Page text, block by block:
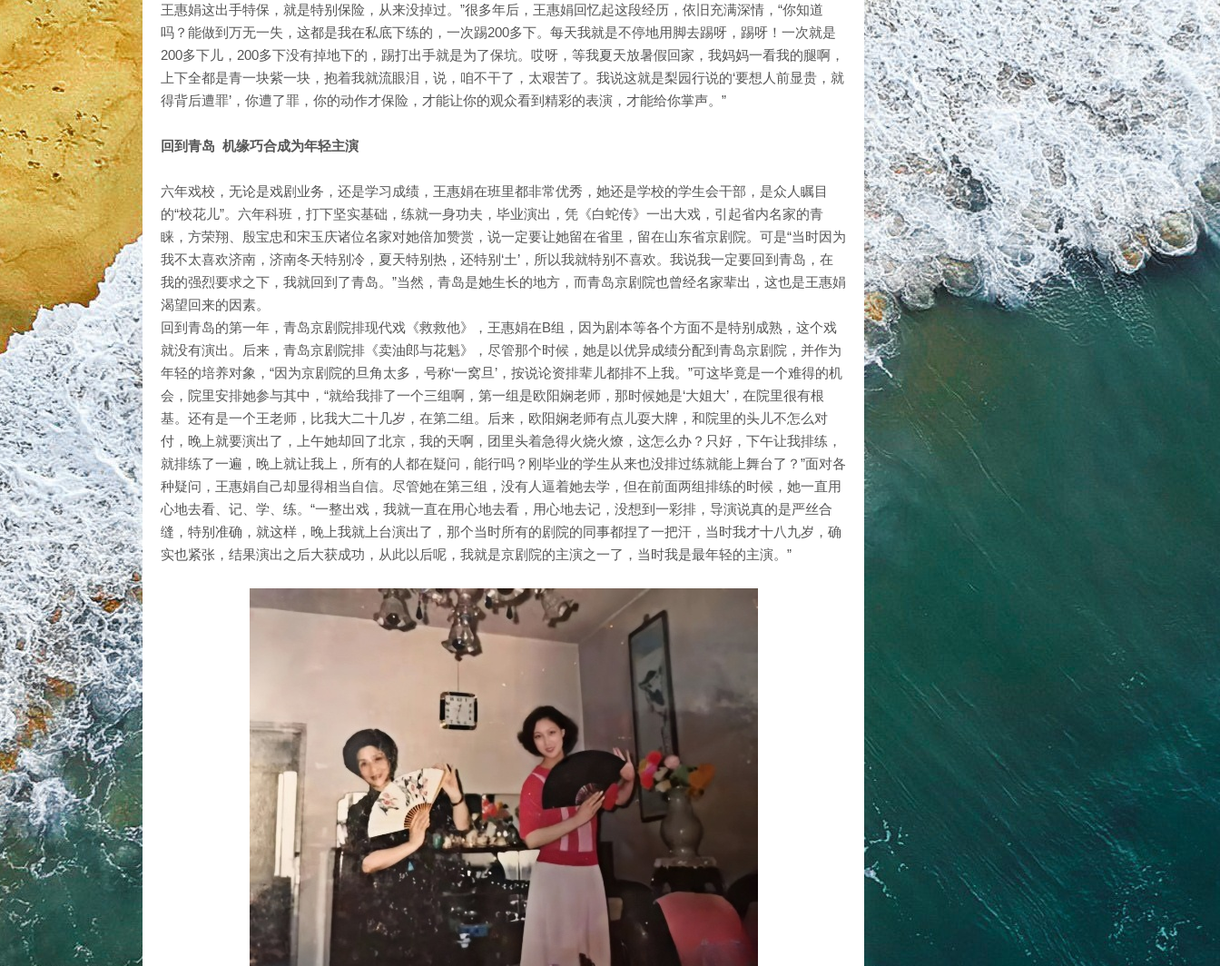
王惠娟这出手特保，就是特别保险，从来没掉过。”很多年后，王惠娟回忆起这段经历，依旧充满深情，“你知道
吗？能做到万无一失，这都是我在私底下练的，一次踢200多下。每天我就是不停地用脚去踢呀，踢呀！一次就是
200多下儿，200多下没有掉地下的，踢打出手就是为了保坑。哎呀，等我夏天放暑假回家，我妈妈一看我的腿啊，
上下全都是青一块紫一块，抱着我就流眼泪，说，咱不干了，太艰苦了。我说这就是梨园行说的‘要想人前显贵，就
得背后遭罪’，你遭了罪，你的动作才保险，才能让你的观众看到精彩的表演，才能给你掌声。”
回到青岛 机缘巧合成为年轻主演
六年戏校，无论是戏剧业务，还是学习成绩，王惠娟在班里都非常优秀，她还是学校的学生会干部，是众人瞩目
的“校花儿”。六年科班，打下坚实基础，练就一身功夫，毕业演出，凭《白蛇传》一出大戏，引起省内名家的青
睐，方荣翔、殷宝忠和宋玉庆诸位名家对她倍加赞赏，说一定要让她留在省里，留在山东省京剧院。可是“当时因为
我不太喜欢济南，济南冬天特别冷，夏天特别热，还特别‘土’，所以我就特别不喜欢。我说我一定要回到青岛，在
我的强烈要求之下，我就回到了青岛。”当然，青岛是她生长的地方，而青岛京剧院也曾经名家辈出，这也是王惠娟
渴望回来的因素。
回到青岛的第一年，青岛京剧院排现代戏《救救他》，王惠娟在B组，因为剧本等各个方面不是特别成熟，这个戏
就没有演出。后来，青岛京剧院排《卖油郎与花魁》，尽管那个时候，她是以优异成绩分配到青岛京剧院，并作为
年轻的培养对象，“因为京剧院的旦角太多，号称‘一窝旦’，按说论资排辈儿都排不上我。”可这毕竟是一个难得的机
会，院里安排她参与其中，“就给我排了一个三组啊，第一组是欧阳娴老师，那时候她是‘大姐大’，在院里很有根
基。还有是一个王老师，比我大二十几岁，在第二组。后来，欧阳娴老师有点儿耍大牌，和院里的头儿不怎么对
付，晚上就要演出了，上午她却回了北京，我的天啊，团里头着急得火烧火燎，这怎么办？只好，下午让我排练，
就排练了一遍，晚上就让我上，所有的人都在疑问，能行吗？刚毕业的学生从来也没排过练就能上舞台了？”面对各
种疑问，王惠娟自己却显得相当自信。尽管她在第三组，没有人逼着她去学，但在前面两组排练的时候，她一直用
心地去看、记、学、练。“一整出戏，我就一直在用心地去看，用心地去记，没想到一彩排，导演说真的是严丝合
缝，特别准确，就这样，晚上我就上台演出了，那个当时所有的剧院的同事都捏了一把汗，当时我才十八九岁，确
实也紧张，结果演出之后大获成功，从此以后呢，我就是京剧院的主演之一了，当时我是最年轻的主演。”